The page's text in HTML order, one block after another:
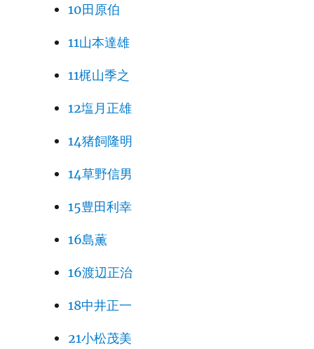
10田原伯
11山本達雄
11梶山季之
12塩月正雄
14猪飼隆明
14草野信男
15豊田利幸
16島薫
16渡辺正治
18中井正一
21小松茂美